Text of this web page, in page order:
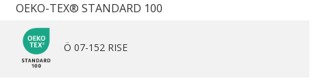
OEKO-TEX® STANDARD 100
Ö 07-152 RISE